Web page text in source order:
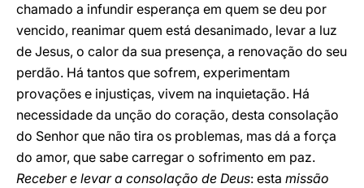
chamado a infundir esperança em quem se deu por
vencido, reanimar quem está desanimado, levar a luz
de Jesus, o calor da sua presença, a renovação do seu
perdão. Há tantos que sofrem, experimentam
provações e injustiças, vivem na inquietação. Há
necessidade da unção do coração, desta consolação
do Senhor que não tira os problemas, mas dá a força
do amor, que sabe carregar o sofrimento em paz.
Receber e levar a consolação de Deus: esta missão